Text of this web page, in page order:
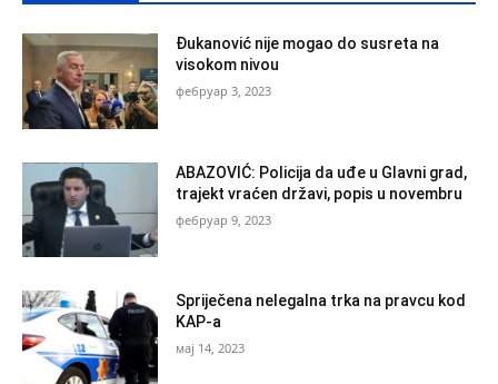
Đukanović nije mogao do susreta na
visokom nivou
фебруар 3, 2023
ABAZOVIĆ: Policija da uđe u Glavni grad,
trajekt vraćen državi, popis u novembru
фебруар 9, 2023
Spriječena nelegalna trka na pravcu kod
KAP-a
мај 14, 2023